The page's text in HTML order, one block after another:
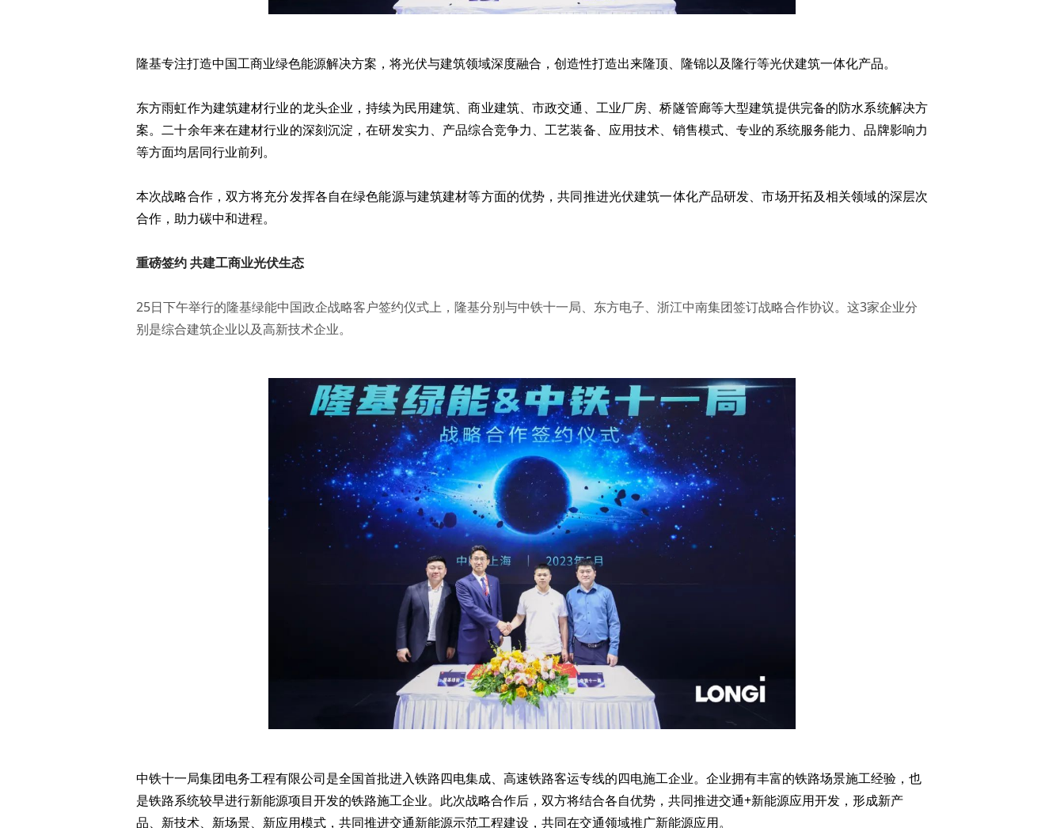
隆基专注打造中国工商业绿色能源解决方案，将光伏与建筑领域深度融合，创造性打造出来隆顶、隆锦以及隆行等光伏建筑一体化产品。
东方雨虹作为建筑建材行业的龙头企业，持续为民用建筑、商业建筑、市政交通、工业厂房、桥隧管廊等大型建筑提供完备的防水系统解决方
案。二十余年来在建材行业的深刻沉淀，在研发实力、产品综合竞争力、工艺装备、应用技术、销售模式、专业的系统服务能力、品牌影响力
等方面均居同行业前列。
本次战略合作，双方将充分发挥各自在绿色能源与建筑建材等方面的优势，共同推进光伏建筑一体化产品研发、市场开拓及相关领域的深层次
合作，助力碳中和进程。
重磅签约 共建工商业光伏生态
25日下午举行的隆基绿能中国政企战略客户签约仪式上，隆基分别与中铁十一局、东方电子、浙江中南集团签订战略合作协议。这3家企业分
别是综合建筑企业以及高新技术企业。
中铁十一局集团电务工程有限公司是全国首批进入铁路四电集成、高速铁路客运专线的四电施工企业。企业拥有丰富的铁路场景施工经验，也
是铁路系统较早进行新能源项目开发的铁路施工企业。此次战略合作后，双方将结合各自优势，共同推进交通+新能源应用开发，形成新产
品、新技术、新场景、新应用模式，共同推进交通新能源示范工程建设，共同在交通领域推广新能源应用。